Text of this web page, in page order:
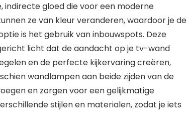
gloed die voor een moderne
ze van kleur veranderen, waardoor je de
is het gebruik van inbouwspots. Deze
licht dat de aandacht op je tv-wand
en de perfecte kijkervaring creëren,
wandlampen aan beide zijden van de
en zorgen voor een gelijkmatige
stijlen en materialen, zodat je iets